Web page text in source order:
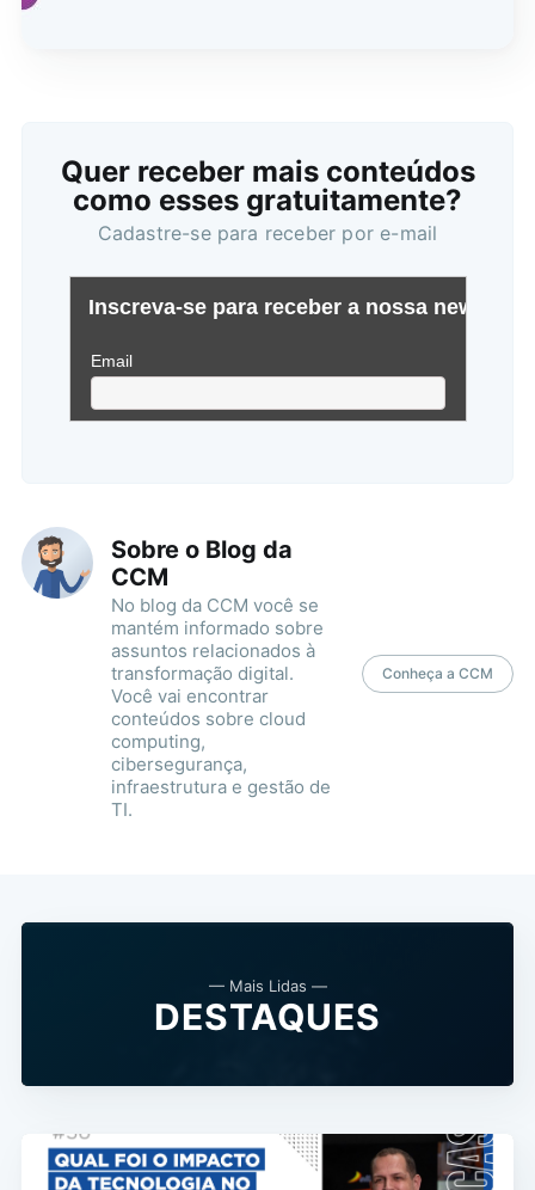
Quer receber mais conteúdos
como esses gratuitamente?
Cadastre-se para receber por e-mail
Sobre o Blog da
CCM
No blog da CCM você se
mantém informado sobre
assuntos relacionados à
transformação digital.
Você vai encontrar
conteúdos sobre cloud
computing,
cibersegurança,
infraestrutura e gestão de
TI.
Conheça a CCM
— Mais Lidas —
DESTAQUES